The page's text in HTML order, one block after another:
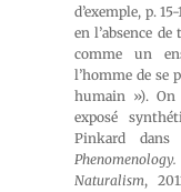
d’exemple, p.
en l’absence
comme un
l’homme de se
humain »). On
exposé
Pinkard dans
Naturalism,